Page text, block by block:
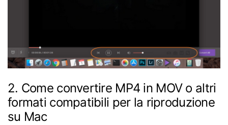
2. Come convertire MP4 in MOV o altri
formati compatibili per la riproduzione
su Mac